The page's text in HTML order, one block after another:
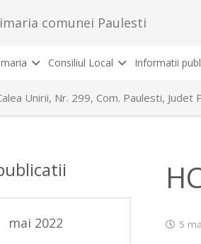
comunei Paulesti
Consiliul Local Informatii
Unirii, Nr. 299, Com. Paulesti, Judet
5
mai 2022